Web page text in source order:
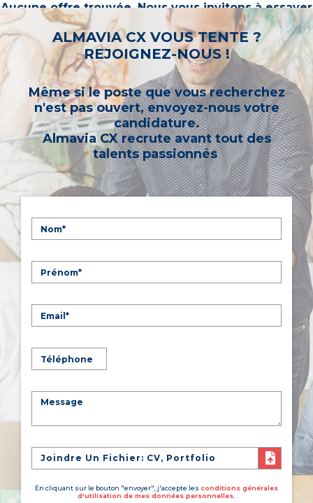
Aucune offre trouvée. Nous vous invitons à essayer
d’autres mots-clés ou à sélectionner un « métier ».
ALMAVIA CX VOUS TENTE ?
REJOIGNEZ-NOUS !
Même si le poste que vous recherchez
n'est pas ouvert, envoyez-nous votre
candidature.
Almavia CX recrute avant tout des
talents passionnés
Joindre Un Fichier: CV, Portfolio
En cliquant sur le bouton "envoyer", j'accepte les conditions générales
d'utilisation de mes données personnelles.